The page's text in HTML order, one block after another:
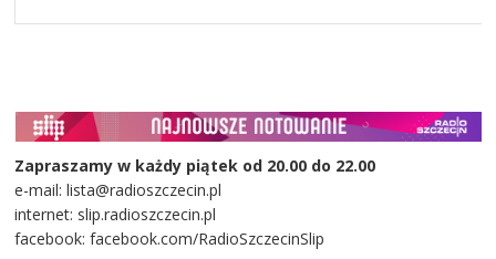
Zapraszamy w każdy piątek od 20.00 do 22.00
e-mail: lista@radioszczecin.pl
internet: slip.radioszczecin.pl
facebook: facebook.com/RadioSzczecinSlip